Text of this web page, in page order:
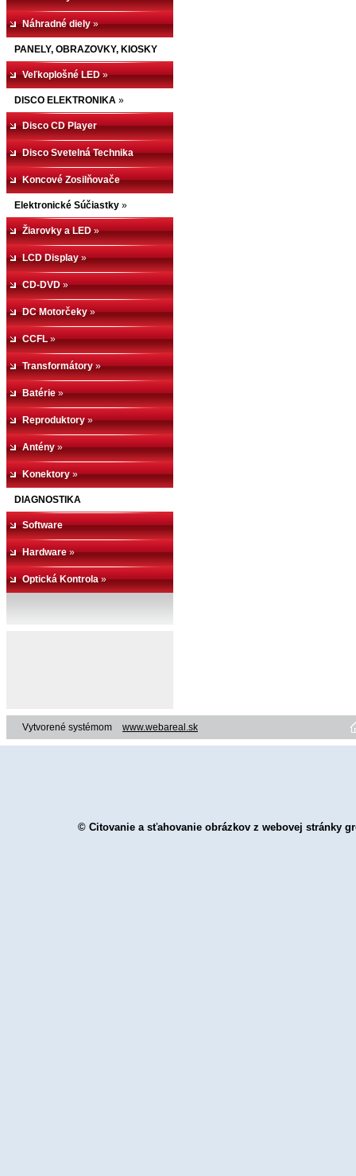
Náhradné diely»
PANELY, OBRAZOVKY, KIOSKY
Veľkoplošné LED»
DISCO ELEKTRONIKA »
Disco CD Player
Disco Svetelná Technika
Koncové Zosilňovače
Elektronické Súčiastky »
Žiarovky a LED»
LCD Display»
CD-DVD»
DC Motorčeky»
CCFL»
Transformátory»
Batérie»
Reproduktory»
Antény»
Konektory»
DIAGNOSTIKA
Software
Hardware»
Optická Kontrola»
Vytvorené systémom www.webareal.sk
© Citovanie a sťahovanie obrázkov z webovej stránky